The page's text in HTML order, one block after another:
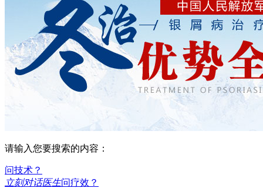
请输入您要搜索的内容：
问技术？
立刻对话医生问疗效？